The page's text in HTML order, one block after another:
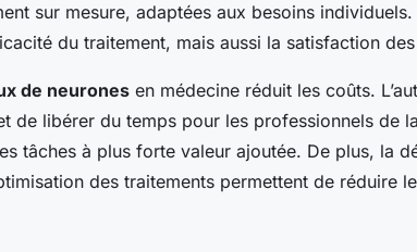
sur mesure, adaptées aux besoins individuels.
du traitement, mais aussi la satisfaction
de neurones en médecine réduit les coûts.
de libérer du temps pour les professionnels de
tâches à plus forte valeur ajoutée. De plus, la
des traitements permettent de réduire